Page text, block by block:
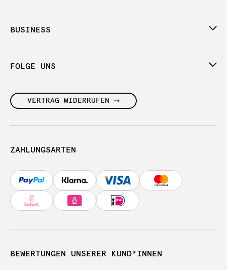
BUSINESS
FOLGE UNS
VERTRAG WIDERRUFEN
ZAHLUNGSARTEN
BEWERTUNGEN UNSERER KUND*INNEN